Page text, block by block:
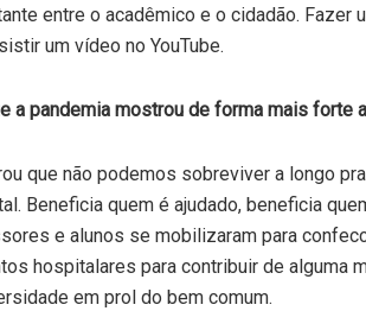
entre o acadêmico e o cidadão. Fazer
um vídeo no YouTube.
a pandemia mostrou de forma mais forte
que não podemos sobreviver a longo
Beneficia quem é ajudado, beneficia
e alunos se mobilizaram para
hospitalares para contribuir de alguma
em prol do bem comum.